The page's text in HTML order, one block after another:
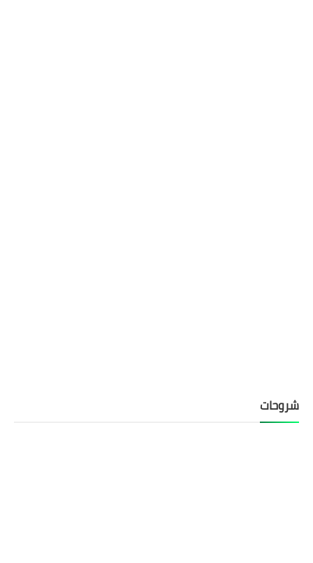
شروحات